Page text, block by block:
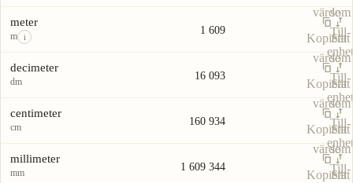
värdesom
Till-
enhet
meter
m i
1 609
Kopiera
värde
Sätt
som
Till-
enhet
decimeter
dm 16 093
Kopiera
värde
Sätt
som
Till-
enhet
centimeter
cm 160 934
Kopiera
värde
Sätt
som
Till-
millimeter
mm 1 609 344
Kopiera
Sätt